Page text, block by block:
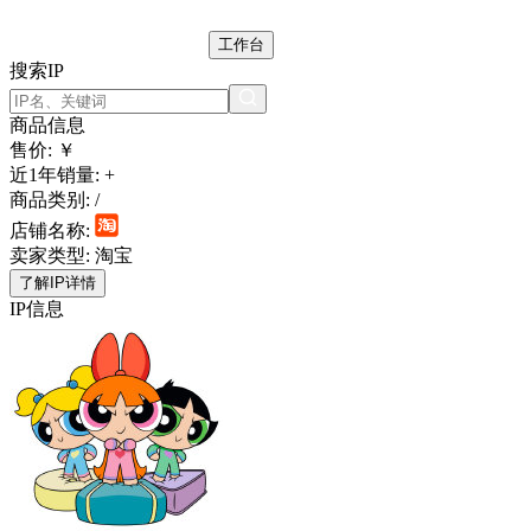
工作台
搜索IP
商品信息
售价: ￥
近1年销量: +
商品类别: /
店铺名称:
卖家类型: 淘宝
了解IP详情
IP信息